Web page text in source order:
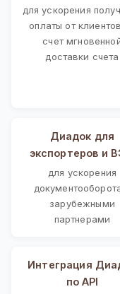
для ускорения
оплаты от
счет
доставки счета
Диадок для
экспортеров и
для ускорения
зарубежными
партнерами
Интеграция
по API